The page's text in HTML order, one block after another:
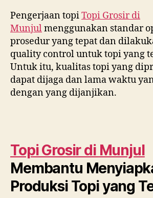
Pengerjaan topiTopi Grosir di
Munjulmenggunakan standar
prosedur yang tepat dan
quality control untuk topi yang
Untuk itu, kualitas topi yang
dapat dijaga dan lama waktu
dengan yang dijanjikan.
Topi Grosir di Munjul
Membantu
Produksi Topi yang